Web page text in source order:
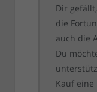
Dir
die
auch die
Du
Kauf eine